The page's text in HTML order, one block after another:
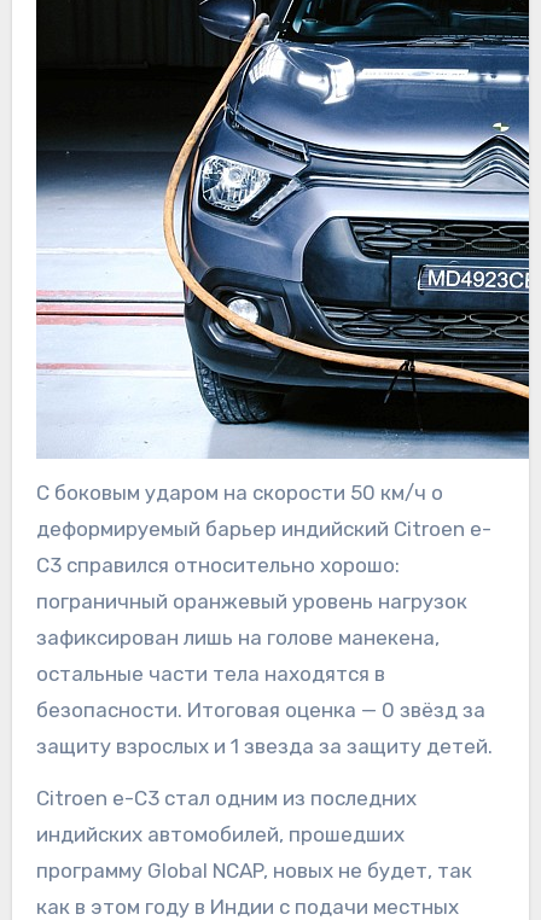
С боковым ударом на скорости 50 км/ч о
деформируемый барьер индийский Citroen e-
C3 справился относительно хорошо:
пограничный оранжевый уровень нагрузок
зафиксирован лишь на голове манекена,
остальные части тела находятся в
безопасности. Итоговая оценка — 0 звёзд за
защиту взрослых и 1 звезда за защиту детей.
Citroen e-C3 стал одним из последних
индийских автомобилей, прошедших
программу Global NCAP, новых не будет, так
как в этом году в Индии с подачи местных